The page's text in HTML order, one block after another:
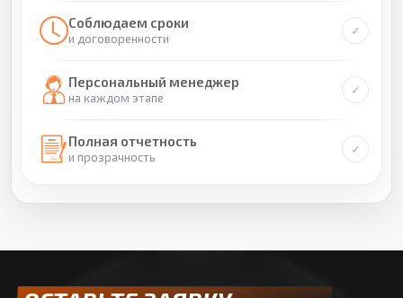
Соблюдаем сроки
и договоренности
Персональный менеджер
на каждом этапе
Полная отчетность
и прозрачность